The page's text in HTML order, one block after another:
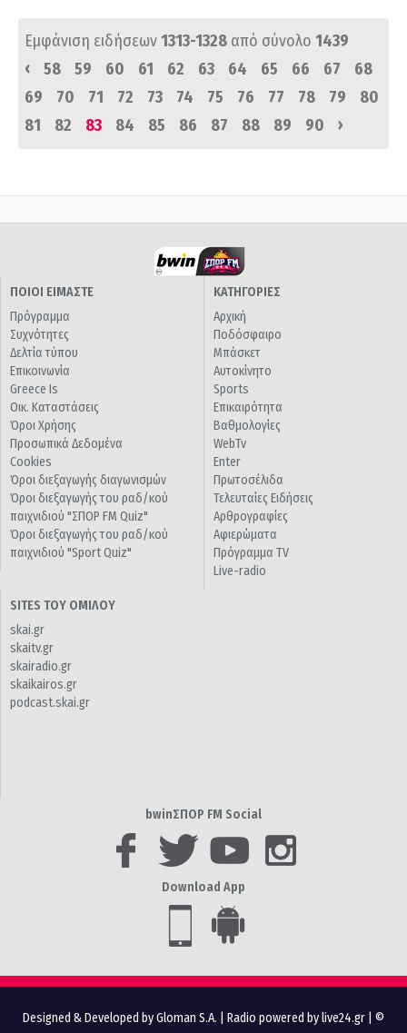
Εμφάνιση ειδήσεων1313-1328 από σύνολο 1439
‹
58 59 60 61 62 63 64 65 66 67
68
69
70 71 72 73 74 75 76 77 78 79
80
81
82 83 84 85 86 87 88 89 90 ›
ΠΟΙΟΙ ΕΙΜΑΣΤΕ
Πρόγραμμα
Συχνότητες
Δελτία τύπου
Επικοινωνία
Greece Is
Οικ. Καταστάσεις
Όροι Χρήσης
Προσωπικά Δεδομένα
Cookies
Όροι διεξαγωγής διαγωνισμών
Όροι διεξαγωγής του ραδ/κού
παιχνιδιού "ΣΠΟΡ FM Quiz"
Όροι διεξαγωγής του ραδ/κού
παιχνιδιού "Sport Quiz"
ΚΑΤΗΓΟΡΙΕΣ
Αρχική
Ποδόσφαιρο
Μπάσκετ
Αυτοκίνητο
Sports
Επικαιρότητα
Βαθμολογίες
WebTv
Enter
Πρωτοσέλιδα
Τελευταίες Ειδήσεις
Αρθρογραφίες
Αφιερώματα
Πρόγραμμα TV
Live-radio
SITES ΤΟΥ ΟΜΙΛΟΥ
skai.gr
skaitv.gr
skairadio.gr
skaikairos.gr
podcast.skai.gr
bwinΣΠΟΡ FM Social
Download App
Designed & Developed by Gloman S.A. Radio powered by live24.gr | ©